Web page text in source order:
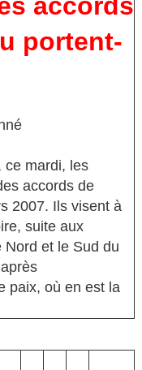
portent-
ce mardi, les
accords de
2007. Ils visent à
suite aux
et le Sud du
paix, où en est la